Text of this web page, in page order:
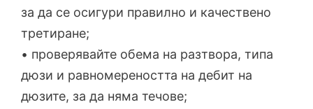
за да се осигури правилно и качествено
третиране;
• проверявайте обема на разтвора, типа
дюзи и равномереността на дебит на
дюзите, за да няма течове;